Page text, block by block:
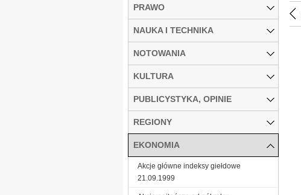
PRAWO
NAUKA I TECHNIKA
NOTOWANIA
KULTURA
PUBLICYSTYKA, OPINIE
REGIONY
EKONOMIA
Akcje główne indeksy giełdowe
21.09.1999